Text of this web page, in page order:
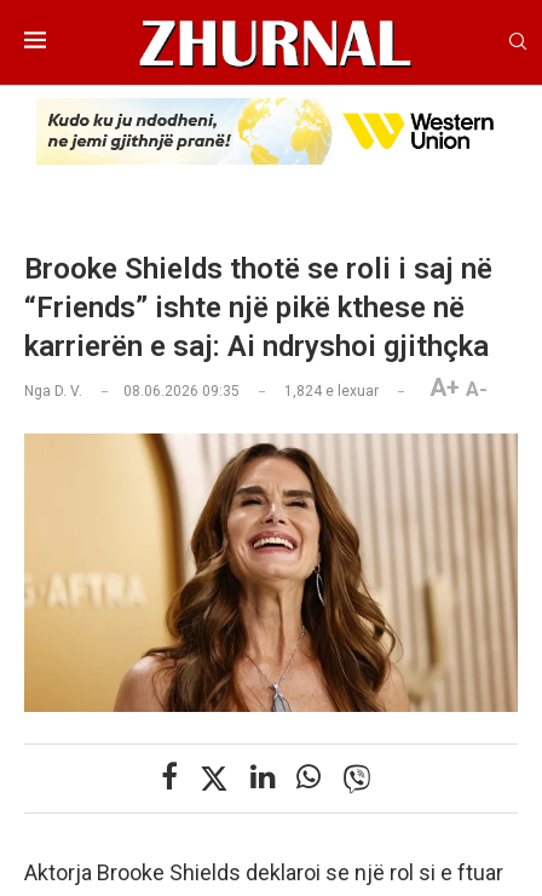
Brooke Shields thotë se roli i saj në
“Friends” ishte një pikë kthese në
karrierën e saj: Ai ndryshoi gjithçka
Nga D. V. 08.06.2026 09:35 1,824 e lexuar A+ A-
Aktorja Brooke Shields deklaroi se një rol si e ftuar